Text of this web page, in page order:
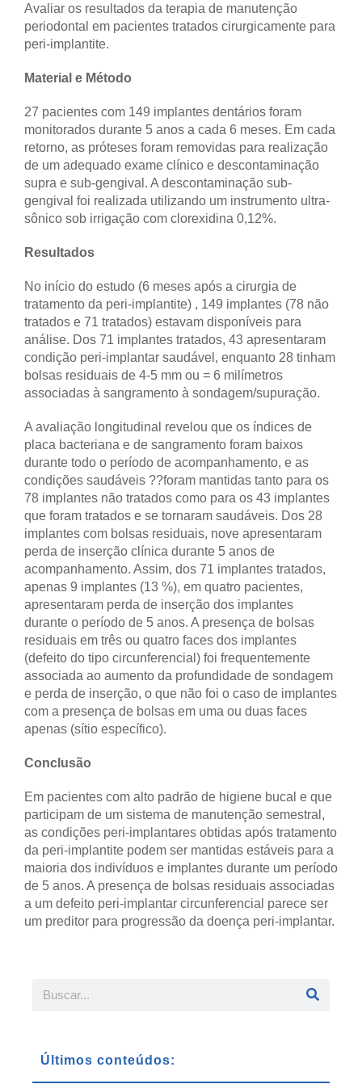
Avaliar os resultados da terapia de manutenção
periodontal em pacientes tratados cirurgicamente para
peri-implantite.
Material e Método
27 pacientes com 149 implantes dentários foram
monitorados durante 5 anos a cada 6 meses. Em cada
retorno, as próteses foram removidas para realização
de um adequado exame clínico e descontaminação
supra e sub-gengival. A descontaminação sub-
gengival foi realizada utilizando um instrumento ultra-
sônico sob irrigação com clorexidina 0,12%.
Resultados
No início do estudo (6 meses após a cirurgia de
tratamento da peri-implantite) , 149 implantes (78 não
tratados e 71 tratados) estavam disponíveis para
análise. Dos 71 implantes tratados, 43 apresentaram
condição peri-implantar saudável, enquanto 28 tinham
bolsas residuais de 4-5 mm ou = 6 milímetros
associadas à sangramento à sondagem/supuração.
A avaliação longitudinal revelou que os índices de
placa bacteriana e de sangramento foram baixos
durante todo o período de acompanhamento, e as
condições saudáveis ??foram mantidas tanto para os
78 implantes não tratados como para os 43 implantes
que foram tratados e se tornaram saudáveis. Dos 28
implantes com bolsas residuais, nove apresentaram
perda de inserção clínica durante 5 anos de
acompanhamento. Assim, dos 71 implantes tratados,
apenas 9 implantes (13 %), em quatro pacientes,
apresentaram perda de inserção dos implantes
durante o período de 5 anos. A presença de bolsas
residuais em três ou quatro faces dos implantes
(defeito do tipo circunferencial) foi frequentemente
associada ao aumento da profundidade de sondagem
e perda de inserção, o que não foi o caso de implantes
com a presença de bolsas em uma ou duas faces
apenas (sítio específico).
Conclusão
Em pacientes com alto padrão de higiene bucal e que
participam de um sistema de manutenção semestral,
as condições peri-implantares obtidas após tratamento
da peri-implantite podem ser mantidas estáveis para a
maioria dos indivíduos e implantes durante um período
de 5 anos. A presença de bolsas residuais associadas
a um defeito peri-implantar circunferencial parece ser
um preditor para progressão da doença peri-implantar.
Últimos conteúdos: